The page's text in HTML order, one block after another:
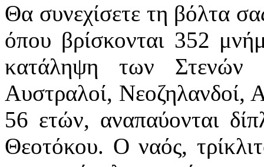
Θα συνεχίσετε τη βόλτα
όπου βρίσκονται 352
κατάληψη των Στενών
Αυστραλοί, Νεοζηλανδοί,
56 ετών, αναπαύονται
Θεοτόκου. Ο ναός,